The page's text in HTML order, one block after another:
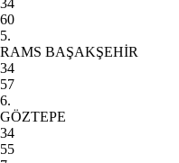
34
60
5.
RAMS BAŞAKŞEHİR
34
57
6.
GÖZTEPE
34
55